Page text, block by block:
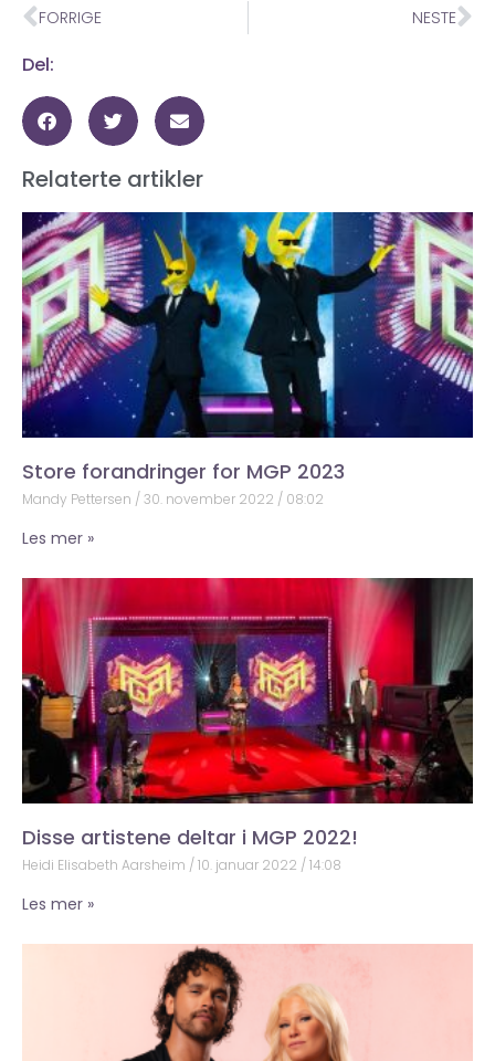
FORRIGE NESTE
Del:
Relaterte artikler
Store forandringer for MGP 2023
Mandy Pettersen 30. november 2022 08:02
Les mer »
Disse artistene deltar i MGP 2022!
Heidi Elisabeth Aarsheim 10. januar 2022 14:08
Les mer »